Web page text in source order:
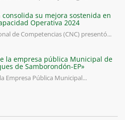
su mejora sostenida en
Operativa 2024
de Competencias (CNC) presentó...
la empresa pública Municipal de
de Samborondón-EP»
Empresa Pública Municipal...